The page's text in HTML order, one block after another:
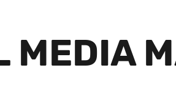
MEDIA